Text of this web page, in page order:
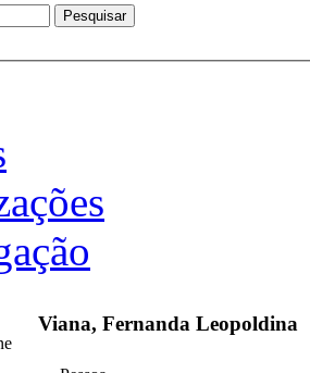
Viana, Fernanda Leopoldina